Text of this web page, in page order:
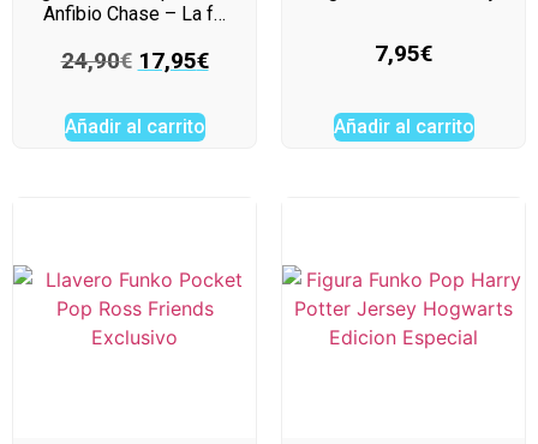
Anfibio Chase – La f…
24,90€ 17,95€
Añadir al carrito
7,95€
Añadir al carrito